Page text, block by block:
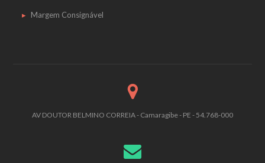
Margem Consignável
AV DOUTOR BELMINO CORREIA - Camaragibe - PE - 54.768-000